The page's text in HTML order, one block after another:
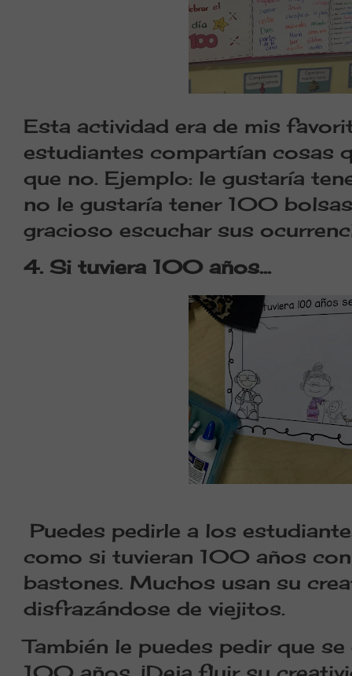
Esta actividad era de mis
estudiantes compartían cosas
que no. Ejemplo: le gustaría
no le gustaría tener 100
gracioso escuchar sus
4. Si tuviera 100 años…
Puedes pedirle a los
como si tuvieran 100 años
bastones. Muchos usan su
disfrazándose de viejitos.
También le puedes pedir que